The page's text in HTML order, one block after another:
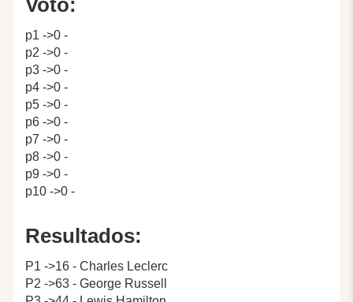
Voto:
p1 ->0 -
p2 ->0 -
p3 ->0 -
p4 ->0 -
p5 ->0 -
p6 ->0 -
p7 ->0 -
p8 ->0 -
p9 ->0 -
p10 ->0 -
Resultados:
P1 ->16 - Charles Leclerc
P2 ->63 - George Russell